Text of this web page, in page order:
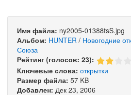
Имя файла: ny2005-01388tsS.jpg
Альбом: HUNTER / Новогодние
Союза
Рейтинг (голосов: 23):
Ключевые слова: открытки
Размер файла: 57 KB
Добавлен: Дек 23, 2006